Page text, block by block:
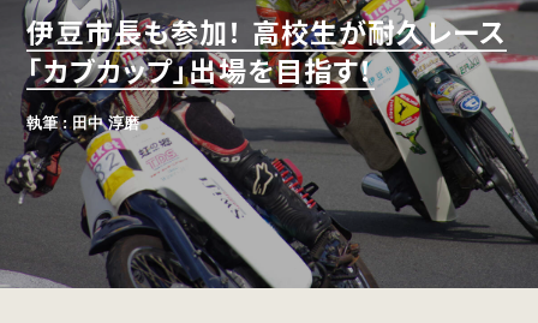
伊豆市長も参加！ 高校生が耐久レース
「カブカップ」出場を目指す！
執筆 : 田中 淳磨